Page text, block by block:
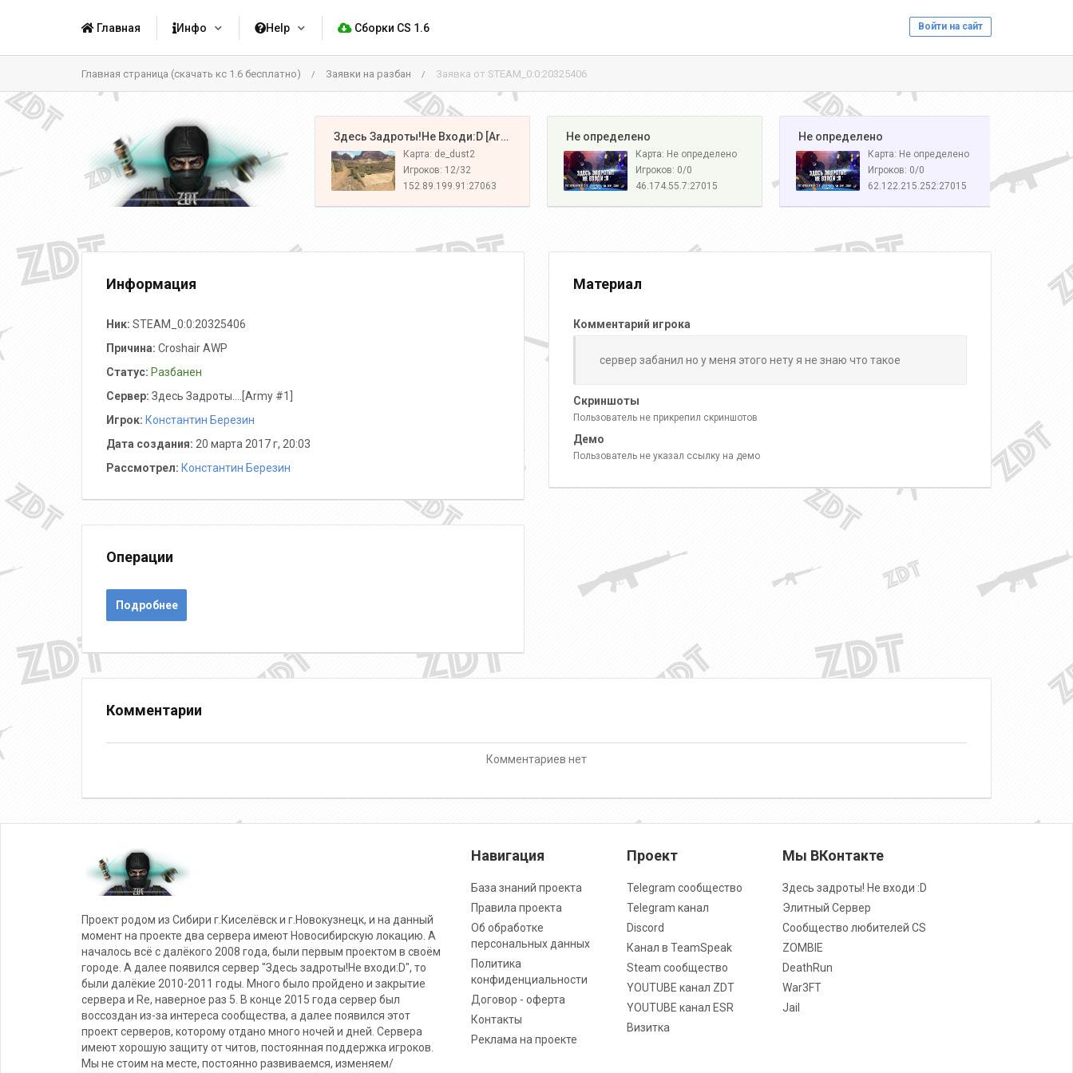
Войти на сайт
Главная Инфо Help Сборки CS 1.6
Главная страница (скачать кс 1.6 бесплатно) / Заявки на разбан / Заявка от STEAM_0:0:20325406
️ Здесь Задроты!Не Входи:D [Army#1]
Карта: de_dust2
Игроков: 12/32
152.89.199.91:27063
️ Не определено
Карта: Не определено
Игроков: 0/0
46.174.55.7:27015
️ Не определено
Карта: Не определено
Игроков: 0/0
62.122.215.252:27015
Информация
Ник: STEAM_0:0:20325406
Причина: Croshair AWP
Статус: Разбанен
Сервер: Здесь Задроты....[Army #1]
Игрок: Константин Березин
Дата создания: 20 марта 2017 г, 20:03
Рассмотрел: Константин Березин
Операции
Подробнее
Материал
Комментарий игрока
сервер забанил но у меня этого нету я не знаю что такое
Скриншоты
Пользователь не прикрепил скриншотов
Демо
Пользователь не указал ссылку на демо
Комментарии
Комментариев нет
Проект родом из Сибири г.Киселёвск и г.Новокузнецк, и на данный
момент на проекте два сервера имеют Новосибирскую локацию. А
началось всё с далёкого 2008 года, были первым проектом в своём
городе. А далее появился сервер "Здесь задроты!Не входи:D", то
были далёкие 2010-2011 годы. Много было пройдено и закрытие
сервера и Re, наверное раз 5. В конце 2015 года сервер был
воссоздан из-за интереса сообщества, а далее появился этот
проект серверов, которому отдано много ночей и дней. Сервера
имеют хорошую защиту от читов, постоянная поддержка игроков.
Мы не стоим на месте, постоянно развиваемся, изменяем/
Навигация
База знаний проекта
Правила проекта
Об обработке
персональных данных
Политика
конфиденциальности
Договор - оферта
Контакты
Реклама на проекте
Проект
Telegram сообщество
Telegram канал
Discord
Канал в TeamSpeak
Steam сообщество
YOUTUBE канал ZDT
YOUTUBE канал ESR
Визитка
Мы ВКонтакте
Здесь задроты! Не входи :D
Элитный Сервер
Сообщество любителей CS
ZOMBIE
DeathRun
War3FT
Jail